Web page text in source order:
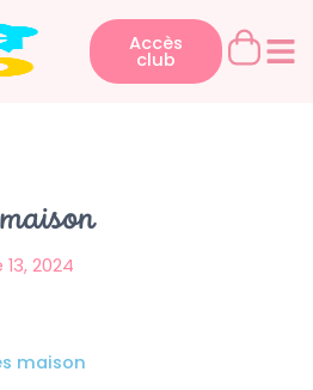
Accès
club
2024
maison